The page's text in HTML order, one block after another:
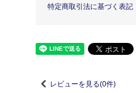
特定商取引法に基づく表記
レビューを見る(0件)